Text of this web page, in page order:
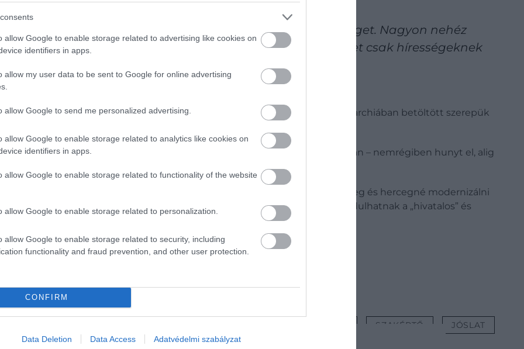
allow Google to enable storage related to advertising like cookies on
identifiers in apps.
allow my user data to be sent to Google for online advertising
allow Google to send me personalized advertising.
allow Google to enable storage related to analytics like cookies on
identifiers in apps.
allow Google to enable storage related to functionality of the website
allow Google to enable storage related to personalization.
allow Google to enable storage related to security, including
functionality and fraud prevention, and other user protection.
CONFIRM
Data Deletion Data Access Adatvédelmi szabályzat
jóslat, de mondjuk azt, hogy nem tennék rá komoly összeget. Nagyon nehéz
gondolkodást a modern világban, amikor az embereket csak hírességeknek
és Károly király az évek során bizonyították, hogy elkötelezettek a monarchiában betöltött szerepük
véget érhet.
Cromwell felemelkedését és bukását részletezi VIII. Henrik udvarában – nemrégiben hunyt el, alig
és Vilmos lett a közvetlen örökös, arról számoltak be, hogy a walesi herceg és hercegné modernizálni
megközelíthetőbbé teszik magukat, és remélik, hogy megszabadulhatnak a „hivatalos” és
SZAKÉRTŐ JÓSLAT